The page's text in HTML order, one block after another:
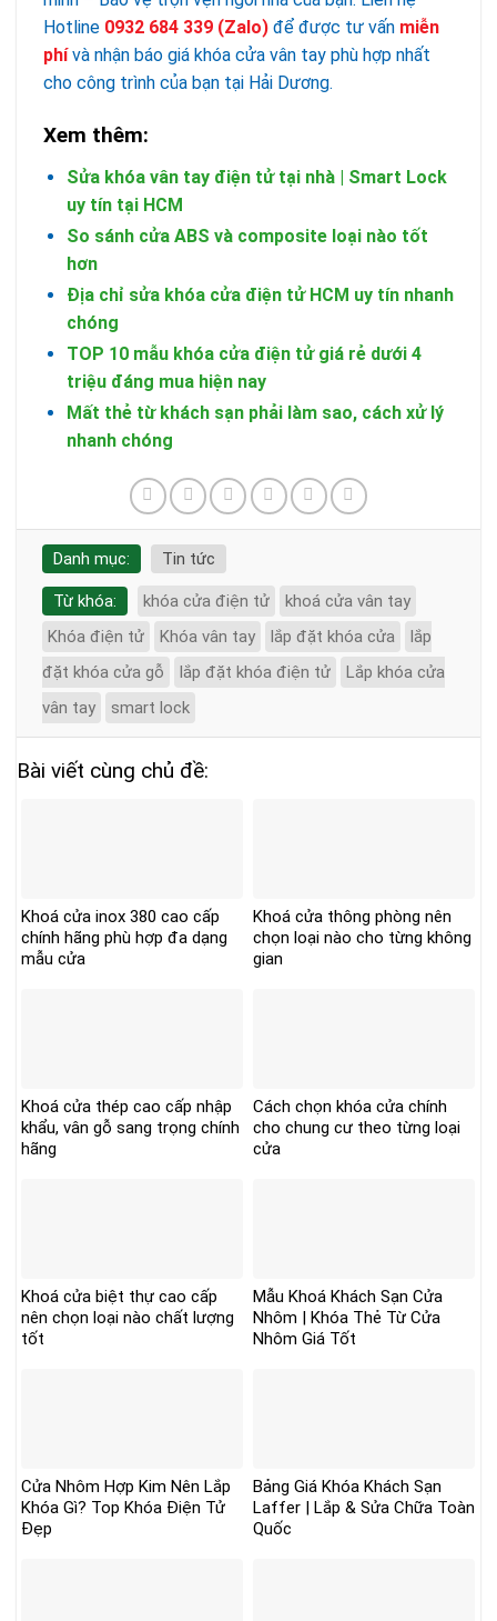
Hotline 0932 684 339 (Zalo) để được tư vấn miễn
phí và nhận báo giá khóa cửa vân tay phù hợp nhất
cho công trình của bạn tại Hải Dương.
Xem thêm:
Sửa khóa vân tay điện tử tại nhà | Smart Lock
uy tín tại HCM
So sánh cửa ABS và composite loại nào tốt
hơn
Địa chỉ sửa khóa cửa điện tử HCM uy tín nhanh
chóng
TOP 10 mẫu khóa cửa điện tử giá rẻ dưới 4
triệu đáng mua hiện nay
Mất thẻ từ khách sạn phải làm sao, cách xử lý
nhanh chóng
Danh mục: Tin tức
Từ khóa: khóa cửa điện tử
khoá cửa vân tay
Khóa điện tử
Khóa vân tay lắp đặt khóa cửa
lắp
đặt khóa cửa gỗ
lắp đặt khóa điện tử
Lắp khóa cửa
vân tay
smart lock
Bài viết cùng chủ đề:
Khoá cửa inox 380 cao cấp
chính hãng phù hợp đa dạng
mẫu cửa
Khoá cửa thông phòng nên
chọn loại nào cho từng không
gian
Khoá cửa thép cao cấp nhập
khẩu, vân gỗ sang trọng chính
hãng
Cách chọn khóa cửa chính
cho chung cư theo từng loại
cửa
Khoá cửa biệt thự cao cấp
nên chọn loại nào chất lượng
tốt
Mẫu Khoá Khách Sạn Cửa
Nhôm | Khóa Thẻ Từ Cửa
Nhôm Giá Tốt
Cửa Nhôm Hợp Kim Nên Lắp
Khóa Gì? Top Khóa Điện Tử
Đẹp
Bảng Giá Khóa Khách Sạn
Laffer | Lắp & Sửa Chữa Toàn
Quốc